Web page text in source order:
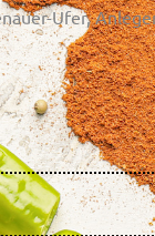
Ufer,